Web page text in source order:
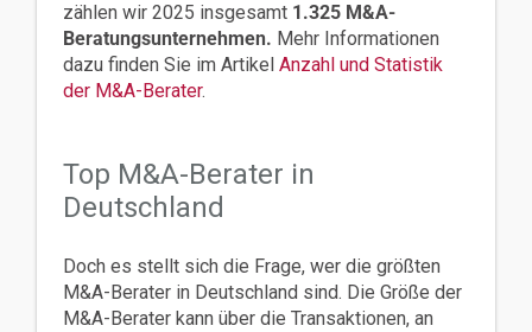
zählen wir 2025 insgesamt 1.325 M&A-
Beratungsunternehmen. Mehr Informationen
dazu finden Sie im Artikel Anzahl und Statistik
der M&A-Berater.
Top M&A-Berater in
Deutschland
Doch es stellt sich die Frage, wer die größten
M&A-Berater in Deutschland sind. Die Größe der
M&A-Berater kann über die Transaktionen, an